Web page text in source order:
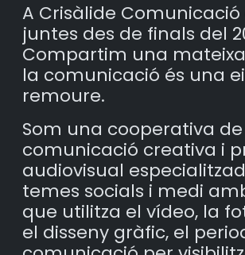
A Crisàlide
juntes des de finals del
Compartim una
la comunicació és una
remoure.
Som una cooperativa de
comunicació creativa i
audiovisual
temes socials i medi
que utilitza el vídeo, la
el disseny gràfic, el